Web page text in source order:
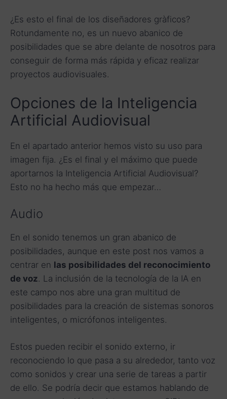
¿Es esto el final de los diseñadores gràficos?
Rotundamente no, es un nuevo abanico de
posibilidades que se abre delante de nosotros para
conseguir de forma más rápida y eficaz realizar
proyectos audiovisuales.
Opciones de la Inteligencia
Artificial Audiovisual
En el apartado anterior hemos visto su uso para
imagen fija. ¿Es el final y el máximo que puede
aportarnos la Inteligencia Artificial Audiovisual?
Esto no ha hecho más que empezar…
Audio
En el sonido tenemos un gran abanico de
posibilidades, aunque en este post nos vamos a
centrar en las posibilidades del reconocimiento
de voz. La inclusión de la tecnología de la IA en
este campo nos abre una gran multitud de
posibilidades para la creación de sistemas sonoros
inteligentes, o micrófonos inteligentes.
Estos pueden recibir el sonido externo, ir
reconociendo lo que pasa a su alrededor, tanto voz
como sonidos y crear una serie de tareas a partir
de ello. Se podría decir que estamos hablando de